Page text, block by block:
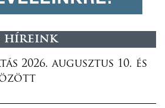
híreink
2026. augusztus 10. és